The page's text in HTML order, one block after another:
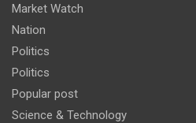
Market Watch
Nation
Politics
Politics
Popular post
Science & Technology